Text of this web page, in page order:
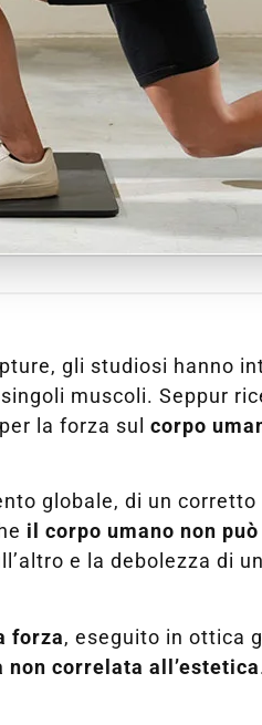
gli studiosi hanno
muscoli. Seppur
la forza sul corpo
globale, di un
il corpo umano non
e la debolezza di
forza, eseguito in ottica
correlata all’estetica